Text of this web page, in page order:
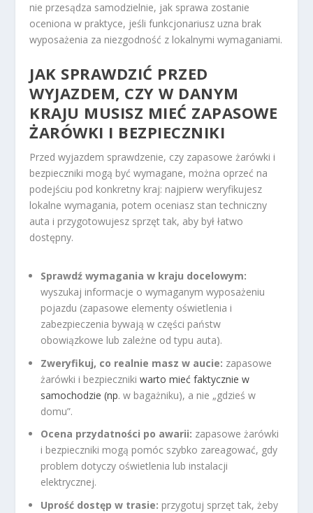
nie przesądza samodzielnie, jak sprawa zostanie
oceniona w praktyce, jeśli funkcjonariusz uzna brak
wyposażenia za niezgodność z lokalnymi wymaganiami.
JAK SPRAWDZIĆ PRZED
WYJAZDEM, CZY W DANYM
KRAJU MUSISZ MIEĆ ZAPASOWE
ŻARÓWKI I BEZPIECZNIKI
Przed wyjazdem sprawdzenie, czy zapasowe żarówki i
bezpieczniki mogą być wymagane, można oprzeć na
podejściu pod konkretny kraj: najpierw weryfikujesz
lokalne wymagania, potem oceniasz stan techniczny
auta i przygotowujesz sprzęt tak, aby był łatwo
dostępny.
Sprawdź wymagania w kraju docelowym:
wyszukaj informacje o wymaganym wyposażeniu
pojazdu (zapasowe elementy oświetlenia i
zabezpieczenia bywają w części państw
obowiązkowe lub zależne od typu auta).
Zweryfikuj, co realnie masz w aucie: zapasowe
żarówki i bezpiecznikiwarto mieć faktycznie w
samochodzie (np. w bagażniku), a nie „gdzieś w
domu”.
Ocena przydatności po awarii: zapasowe żarówki
i bezpieczniki mogą pomóc szybko zareagować, gdy
problem dotyczy oświetlenia lub instalacji
elektrycznej.
Uprość dostęp w trasie: przygotuj sprzęt tak, żeby